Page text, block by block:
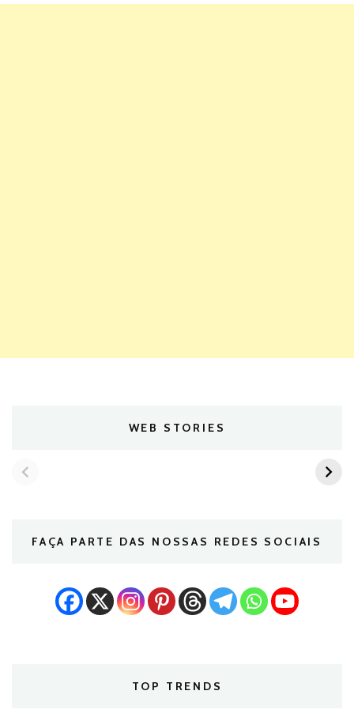
WEB STORIES
FAÇA PARTE DAS NOSSAS REDES SOCIAIS
TOP TRENDS